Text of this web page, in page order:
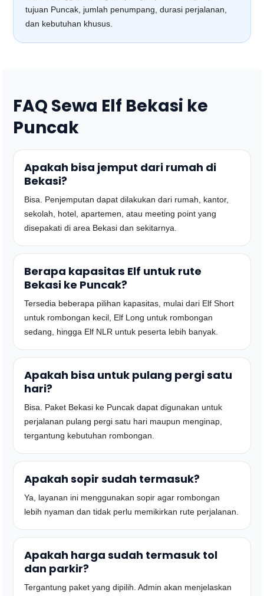
tujuan Puncak, jumlah penumpang, durasi perjalanan,
dan kebutuhan khusus.
FAQ Sewa Elf Bekasi ke
Puncak
Apakah bisa jemput dari rumah di
Bekasi?
Bisa. Penjemputan dapat dilakukan dari rumah, kantor,
sekolah, hotel, apartemen, atau meeting point yang
disepakati di area Bekasi dan sekitarnya.
Berapa kapasitas Elf untuk rute
Bekasi ke Puncak?
Tersedia beberapa pilihan kapasitas, mulai dari Elf Short
untuk rombongan kecil, Elf Long untuk rombongan
sedang, hingga Elf NLR untuk peserta lebih banyak.
Apakah bisa untuk pulang pergi satu
hari?
Bisa. Paket Bekasi ke Puncak dapat digunakan untuk
perjalanan pulang pergi satu hari maupun menginap,
tergantung kebutuhan rombongan.
Apakah sopir sudah termasuk?
Ya, layanan ini menggunakan sopir agar rombongan
lebih nyaman dan tidak perlu memikirkan rute perjalanan.
Apakah harga sudah termasuk tol
dan parkir?
Tergantung paket yang dipilih. Admin akan menjelaskan